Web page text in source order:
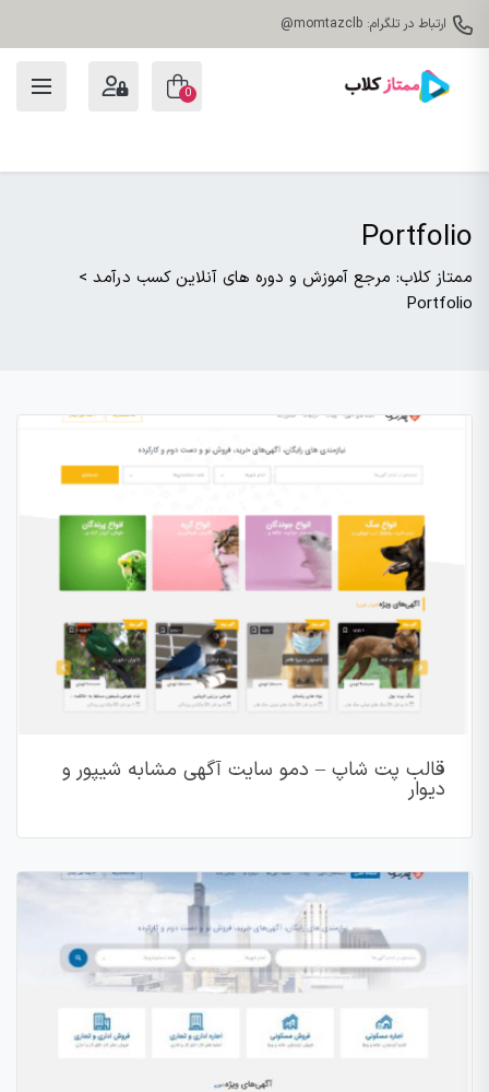
ارتباط در تلگرام: momtazclb@
0
Portfolio
ممتاز کلاب: مرجع آموزش و دوره های آنلاین کسب درآمد >
Portfolio
قالب پت شاپ – دمو سایت آگهی مشابه شیپور و
دیوار